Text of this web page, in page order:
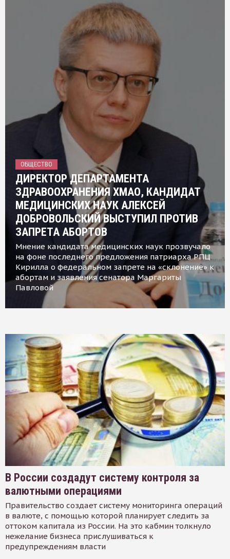
ОБЩЕСТВО
ДИРЕКТОР ДЕПАРТАМЕНТА
ЗДРАВООХРАНЕНИЯ ХМАО, КАНДИДАТ
МЕДИЦИНСКИХ НАУК АЛЕКСЕЙ
ДОБРОВОЛЬСКИЙ ВЫСТУПИЛ ПРОТИВ
ЗАПРЕТА АБОРТОВ
Мнение кандидата медицинских наук прозвучало
на фоне последнего предложения патриарха РПЦ
Кирилла о федеральном запрете на «склонение» к
абортам и заявления сенатора Маргариты
Павловой
В России создадут систему контроля за
валютными операциями
Правительство создает систему мониторинга операций
в валюте, с помощью которой планирует следить за
оттоком капитала из России. На это кабмин толкнуло
нежелание бизнеса прислушиваться к
предупреждениям власти